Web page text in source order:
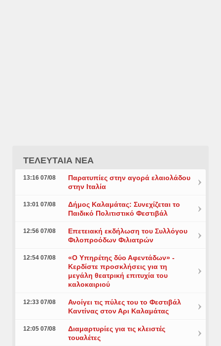
ΤΕΛΕΥΤΑΙΑ ΝΕΑ
13:16 07/08
Παρατυπίες στην αγορά ελαιολάδου
στην Ιταλία
13:01 07/08
Δήμος Καλαμάτας: Συνεχίζεται το
Παιδικό Πολιτιστικό Φεστιβάλ
12:56 07/08
Επετειακή εκδήλωση του Συλλόγου
Φιλοπροόδων Φιλιατρών
12:54 07/08
«Ο Υπηρέτης δύο Αφεντάδων» -
Κερδίστε προσκλήσεις για τη
μεγάλη θεατρική επιτυχία του
καλοκαιριού
12:33 07/08
Ανοίγει τις πύλες του το Φεστιβάλ
Καντίνας στον Αρι Καλαμάτας
12:05 07/08
Διαμαρτυρίες για τις κλειστές
τουαλέτες